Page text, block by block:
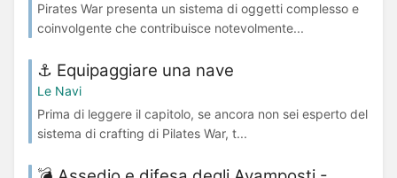
Pirates War presenta un sistema di oggetti complesso e
coinvolgente che contribuisce notevolmente...
⚓️ Equipaggiare una nave
Le Navi
Prima di leggere il capitolo, se ancora non sei esperto del
sistema di crafting di Pilates War, t...